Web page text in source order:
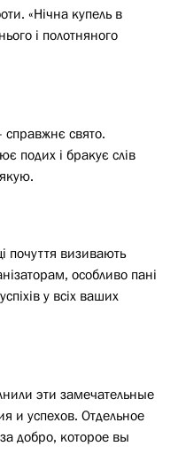
«Нічна купель в
і полотняного
справжнє свято.
подих і бракує слів
почуття визивають
особливо пані
у всіх ваших
эти замечательные
и успехов. Отдельное
добро, которое вы